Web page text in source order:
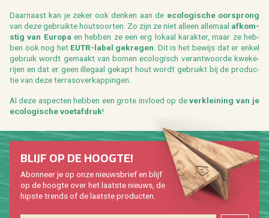
Daar­naast kan je zeker ook den­ken aan de eco­lo­gi­sche oor­sprong
van deze ge­bruik­te hout­soor­ten. Zo zijn ze niet al­leen al­le­maal af­kom­
stig van Eu­ro­pa en heb­ben ze een erg lo­kaal ka­rak­ter, maar ze heb­
ben ook nog het EUTR-label ge­kre­gen . Dit is het be­wijs dat er enkel
ge­bruik wordt ge­maakt van bomen eco­lo­gisch ver­ant­woor­de kwe­ke­
rij­en en dat er geen il­le­gaal ge­kapt hout wordt ge­bruikt bij de pro­duc­
tie van deze ter­ras­over­kap­pin­gen.
Al deze as­pec­ten heb­ben een grote in­vloed op dever­klei­ning van je
eco­lo­gi­sche voet­af­druk!
BLIJF OP DE HOOG­TE!
Abon­neer je op onze nieuws­brief en blijf
op de hoog­te over het laat­ste nieuws, de
hip­s­te trends of de laat­ste pro­duc­ten.